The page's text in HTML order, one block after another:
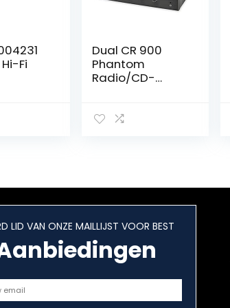
Fi
–
Dual CR 900
Phantom
Radio/CD-
DAB+, FM AUX,
zwart
LID VAN ONZE MAILLIJST VOOR BEST